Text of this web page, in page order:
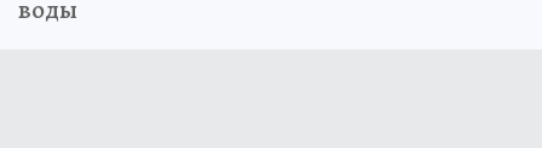
воды